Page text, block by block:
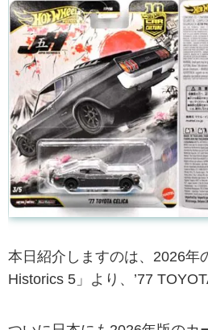
本日紹介しますのは、2026年
Historics 5」より、’77